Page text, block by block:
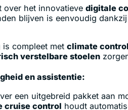
over het innovatieve digitale
blijven is eenvoudig
compleet met climate
verstelbare stoelen
en assistentie:
een uitgebreid pakket aan
cruise control houdt